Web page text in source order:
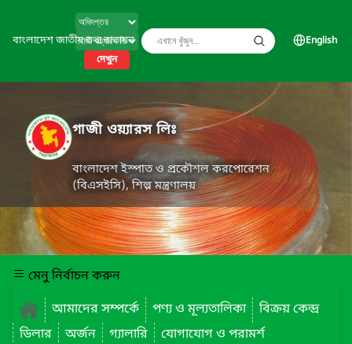
বাংলাদেশ জাতীয় তথ্য বাতায়ন
দেখুন
English
গাজী ওয়্যারস লিঃ
বাংলাদেশ ইস্পাত ও প্রকৌশল করপোরেশন
(বিএসইসি), শিল্প মন্ত্রণালয়
মেনু নির্বাচন করুন
আমাদের সম্পর্কে
পণ্য ও মূল্যতালিকা
বিক্রয় কেন্দ্র
ডিলার
অর্জন গ্যালারি যোগাযোগ ও পরামর্শ